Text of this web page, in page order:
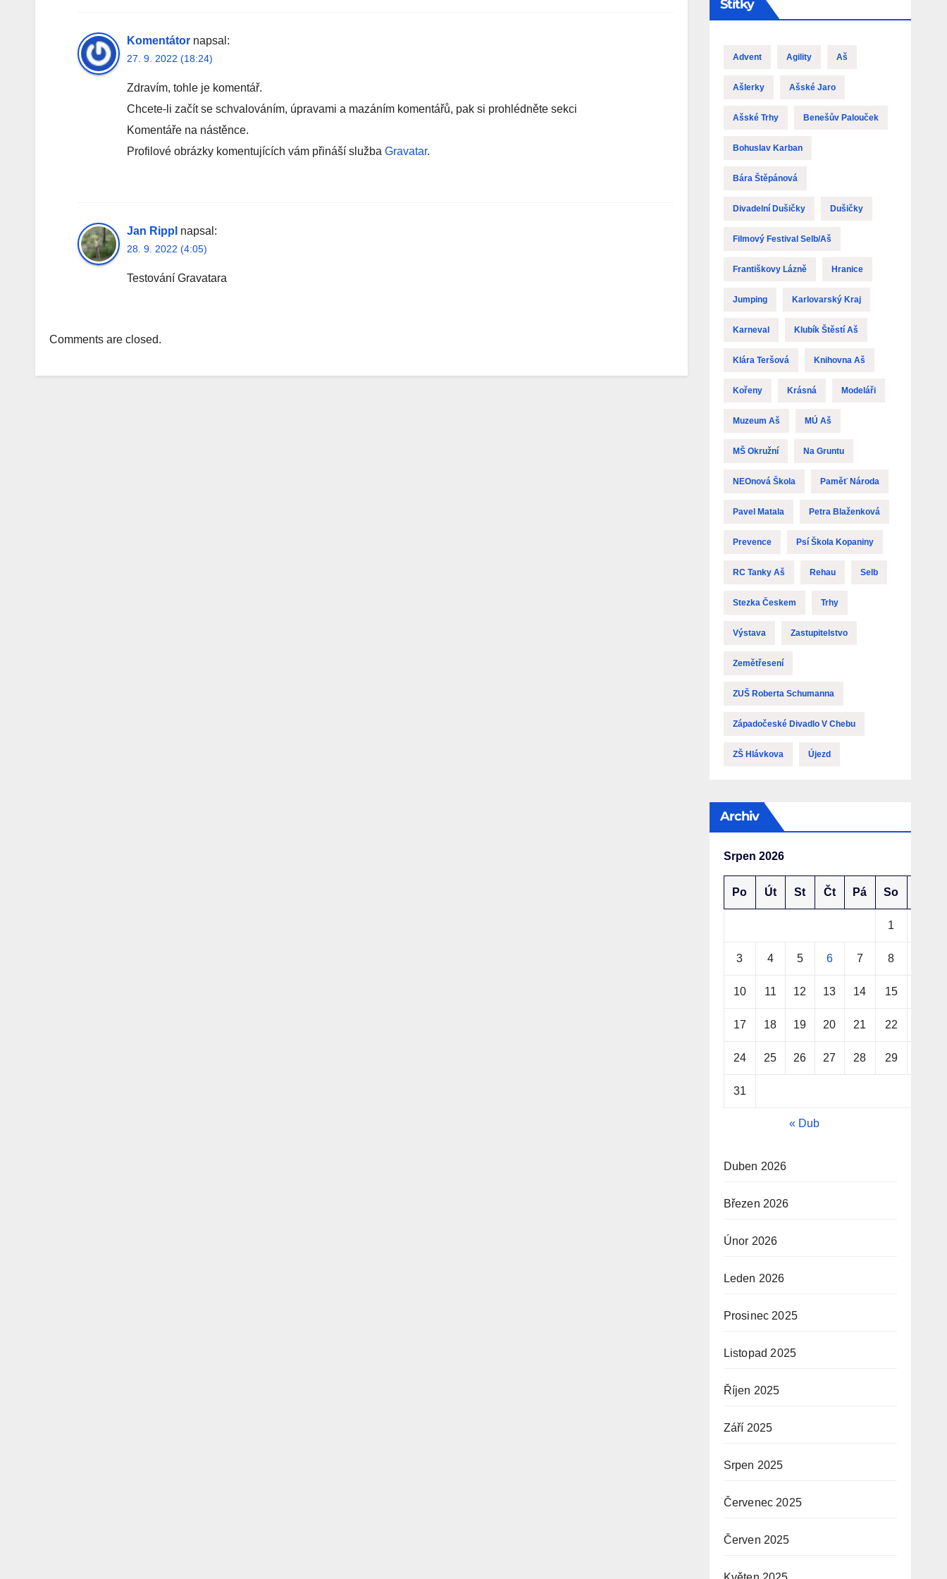
Komentátor napsal:
27. 9. 2022 (18:24)
Zdravím, tohle je komentář.
Chcete-li začít se schvalováním, úpravami a mazáním komentářů, pak si prohlédněte sekci
Komentáře na nástěnce.
Profilové obrázky komentujících vám přináší služba Gravatar.
Jan Rippl napsal:
28. 9. 2022 (4:05)
Testování Gravatara
Comments are closed.
Štítky
Advent Agility Aš
Ašlerky Ašské Jaro
Ašské Trhy Benešův Palouček
Bohuslav Karban
Bára Štěpánová
Divadelní Dušičky Dušičky
Filmový Festival Selb/Aš
Františkovy Lázně Hranice
Jumping Karlovarský Kraj
Karneval Klubík Štěstí Aš
Klára Teršová Knihovna Aš
Kořeny Krásná Modeláři
Muzeum Aš MÚ Aš
MŠ Okružní Na Gruntu
NEOnová Škola Paměť Národa
Pavel Matala Petra Blaženková
Prevence Psí Škola Kopaniny
RC Tanky Aš Rehau Selb
Stezka Českem Trhy
Výstava Zastupitelstvo
Zemětřesení
ZUŠ Roberta Schumanna
Západočeské Divadlo V Chebu
ZŠ Hlávkova Újezd
Archiv
Srpen 2026
Po Út St Čt Pá So
1
3 4 5 6 7 8
10 11 12 13 14 15
17 18 19 20 21 22
24 25 26 27 28 29
31
« Dub
Duben 2026
Březen 2026
Únor 2026
Leden 2026
Prosinec 2025
Listopad 2025
Říjen 2025
Září 2025
Srpen 2025
Červenec 2025
Červen 2025